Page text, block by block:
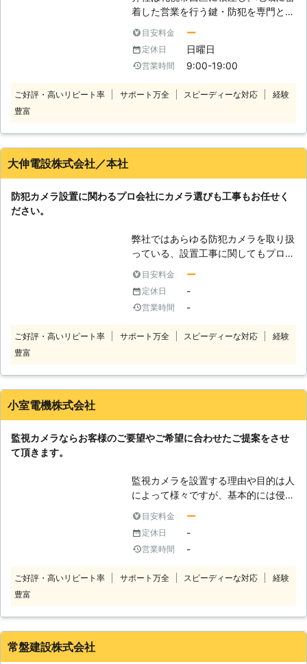
社キャトルプランの強みは高画質防犯
カメラやネットワーク方式の防犯カメ
ラなどの品揃えが豊富であるというこ
とです。また、防犯カメラの設置から
メンテナンスまでトータルサポートい
たします。品揃え豊富な防犯カメラが
あるからこそお客様のご希望に応じた
な施工をしたいと考えています。株式
営できる環境を手に入れてみません
か。
着した営業を行う鍵・防犯を専門とす
と情報収集を常に行い、監視カメラの
設置工事もお任せいただいておりま
す。 一般家庭や法人様の防犯対策と
の目線から最も効果的な設置場所を検
ためなど、さまざまな目的で利用され
だけます。 お客様からのお問い合わ
せをお待ちしております。
目安料金 ー
定休日 日曜日
営業時間 9:00-19:00
ご好評・高いリピート率 サポート万全 スピーディーな対応
経験
豊富
大伸電設株式会社／本社
防犯カメラ設置に関わるプロ会社にカメラ選びも工事もお任せく
ださい。
弊社ではあらゆる防犯カメラを取り扱
っている、設置工事に関してもプロと
客様の防犯対策の不安や意識、目的な
どをおうかがいして本当に必要なカメ
ラをご提案し、設置場所なども確認さ
ラは優れている製品が増えてきていま
防犯上の不安を少しでも軽減し対策に
ださい。
目安料金 ー
定休日 -
営業時間 -
ご好評・高いリピート率 サポート万全 スピーディーな対応
経験
豊富
小室電機株式会社
監視カメラならお客様のご要望やご希望に合わせたご提案をさせ
て頂きます。
監視カメラを設置する理由や目的は人
によって様々ですが、基本的には侵入
証拠映像を保存する為です。 他にも
駐車場の車へのイタズラや車上荒らし
抑止に、外壁などへの落書き抑止効果
ー対策として監視カメラを設置する事
目安料金 ー
定休日 -
営業時間 -
ご好評・高いリピート率 サポート万全 スピーディーな対応
経験
豊富
常盤建設株式会社